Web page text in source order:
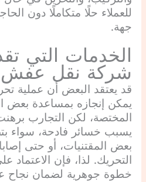
للعملاء حلًا متكاملًا دون
جهة.
الخدمات التي
شركة نقل
قد يعتقد البعض أن عملية
يمكن إنجازه بمساعدة بعض
المختصة، لكن التجارب
يسبب خسائر فادحة، سواء
بعض المقتنيات، أو حتى
التحريك. لذا، فإن
خطوة جوهرية لضمان نجاح